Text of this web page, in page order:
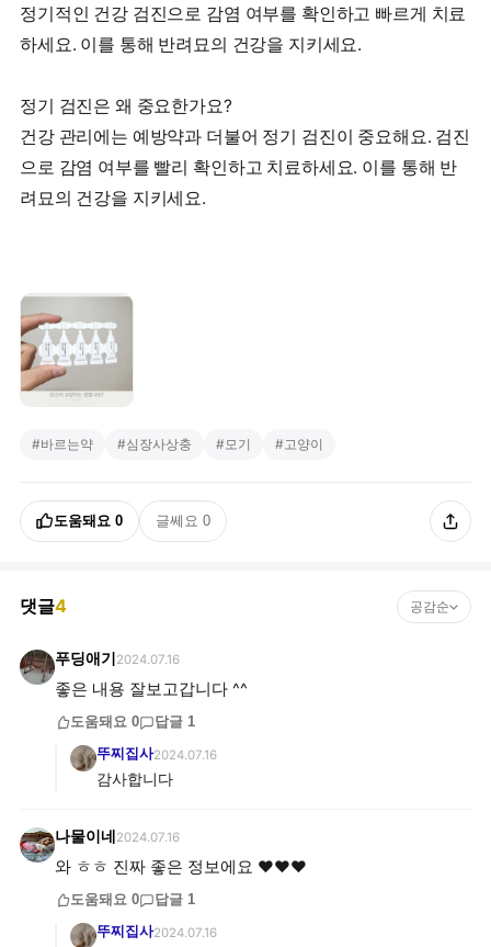
정기적인 건강 검진으로 감염 여부를 확인하고 빠르게 치료
하세요. 이를 통해 반려묘의 건강을 지키세요.
정기 검진은 왜 중요한가요?
건강 관리에는 예방약과 더불어 정기 검진이 중요해요. 검진
으로 감염 여부를 빨리 확인하고 치료하세요. 이를 통해 반
려묘의 건강을 지키세요.
#바르는약 #심장사상충 # 모기 # 고양이
도움돼요 0 글쎄요 0
댓글4 공감순
푸딩애기 2024.07.16
좋은 내용 잘보고갑니다 ^^
도움돼요 0 답글 1
뚜찌집사2024.07.16
감사합니다
나물이네 2024.07.16
와 ㅎㅎ 진짜 좋은 정보에요 ❤❤❤
도움돼요 0 답글 1
뚜찌집사2024.07.16